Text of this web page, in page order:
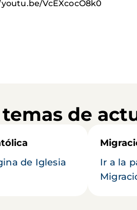
VcEXcocO8k0
de
de Iglesia
Ir a la